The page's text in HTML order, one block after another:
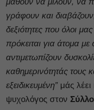
γράφουν και
δεξιότητες που όλοι
πρόκειται για άτομα
αντιμετωπίζουν
καθημερινότητάς τους
εξειδικευμένη” μάς λέει
ψυχολόγος στον